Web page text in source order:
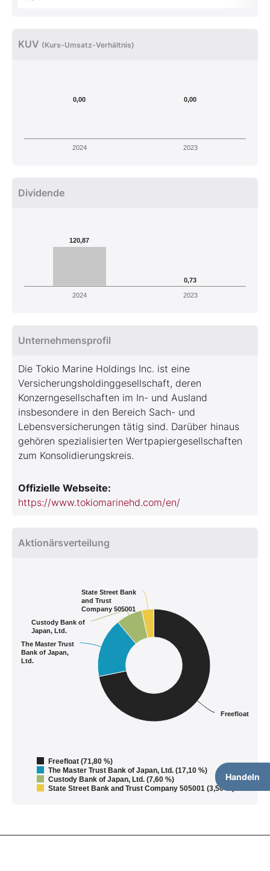
Handeln
KUV (Kurs-Umsatz-Verhältnis)
0,00 0,00
2024 2023
Dividende
120,87
0,73
2024 2023
Unternehmensprofil
Die Tokio Marine Holdings Inc. ist eine
Versicherungsholdinggesellschaft, deren
Konzerngesellschaften im In- und Ausland
insbesondere in den Bereich Sach- und
Lebensversicherungen tätig sind. Darüber hinaus
gehören spezialisierten Wertpapiergesellschaften
zum Konsolidierungskreis.
Offizielle Webseite:
https://www.tokiomarinehd.com/en/
Aktionärsverteilung
Freefloat
The Master Trust
Bank of Japan,
Ltd.
Custody Bank of
Japan, Ltd.
State Street Bank
and Trust
Company 505001
Freefloat (71,80 %)
The Master Trust Bank of Japan, Ltd. (17,10 %)
Custody Bank of Japan, Ltd. (7,60 %)
State Street Bank and Trust Company 505001 (3,50 %)